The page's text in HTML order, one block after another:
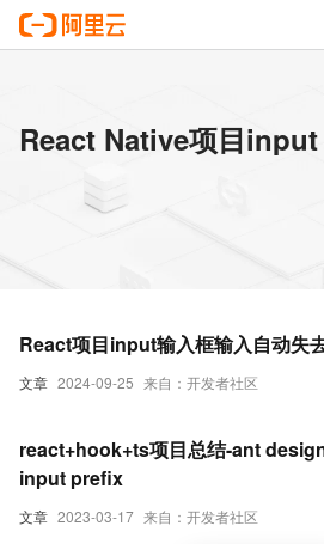
React Native项目
文章 2024-09-25 来自：开发者社区
React项目input输入框输入自动失
文章 2023-03-17 来自：开发者社区
react+hook+ts项目总结-ant
input prefix